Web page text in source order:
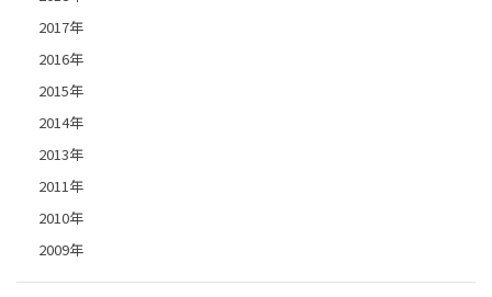
2017年
2016年
2015年
2014年
2013年
2011年
2010年
2009年